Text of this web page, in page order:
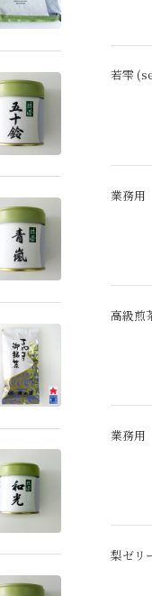
若雫
業務用
高級煎
業務用
梨ゼリ